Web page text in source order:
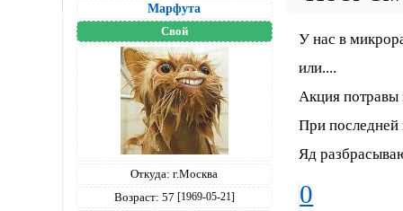
Марфута
Свой
Откуда: г.Москва
Возраст: 57 [1969-05-21]
У нас в
или....
Акция потравы
При последней
Яд
0